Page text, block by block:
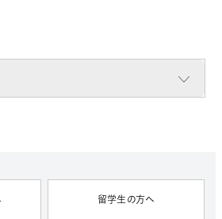
留学生の方へ